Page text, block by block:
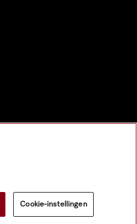
Cookie-instellingen